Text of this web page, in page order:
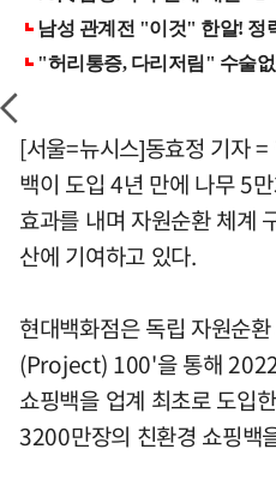
[서울=뉴시스]동효정 기자
백이 도입 4년 만에 나무 5
효과를 내며 자원순환 체계
산에 기여하고 있다.
현대백화점은 독립 자원순
(Project) 100'을 통해
쇼핑백을 업계 최초로 도입
3200만장의 친환경 쇼핑백